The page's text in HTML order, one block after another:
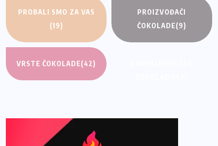
PROBALI SMO ZA VAS
(19)
PROIZVOĐAČI
ČOKOLADE(9)
VRSTE ČOKOLADE(42)